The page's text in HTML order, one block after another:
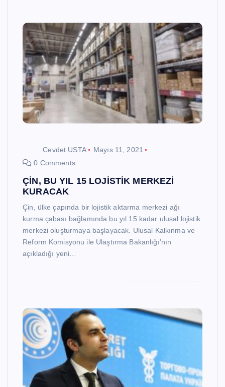
Cevdet USTA
Mayıs 11, 2021
0 Comments
ÇİN, BU YIL 15 LOJİSTİK MERKEZİ
KURACAK
Çin, ülke çapında bir lojistik aktarma merkezi ağı
kurma çabası bağlamında bu yıl 15 kadar ulusal lojistik
merkezi oluşturmaya başlayacak. Ulusal Kalkınma ve
Reform Komisyonu ile Ulaştırma Bakanlığı’nın
açıkladığı yeni…